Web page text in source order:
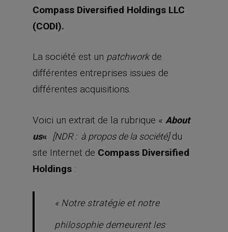
Compass Diversified Holdings LLC
(CODI).
La société est un patchworkde
différentes entreprises issues de
différentes acquisitions.
Voici un extrait de la rubrique « About
us« [NDR : à propos de la société]du
site Internet de Compass Diversified
Holdings :
« Notre stratégie et notre
philosophie demeurent les